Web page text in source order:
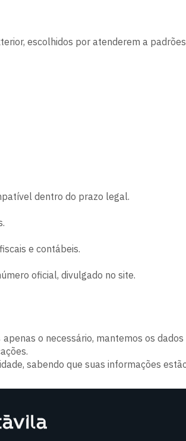
escolhidos por atenderem a
dentro do prazo legal.
e contábeis.
oficial, divulgado no site.
o necessário, mantemos os
sabendo que suas informações